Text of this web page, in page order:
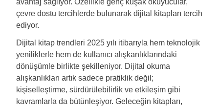
avantaj sağlıyor. Özellikle genç kuşak okuyucular,
çevre dostu tercihlerde bulunarak dijital kitapları tercih
ediyor.
Dijital kitap trendleri 2025 yılı itibarıyla hem teknolojik
yeniliklerle hem de kullanıcı alışkanlıklarındaki
dönüşümle birlikte şekilleniyor. Dijital okuma
alışkanlıkları artık sadece pratiklik değil;
kişiselleştirme, sürdürülebilirlik ve etkileşim gibi
kavramlarla da bütünleşiyor. Geleceğin kitapları,